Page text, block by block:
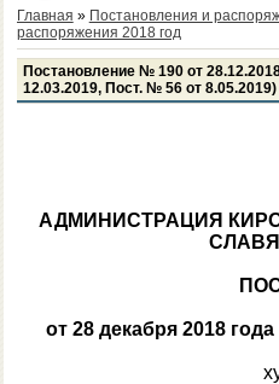
Главная » Постановления и
распоряжения 2018 год
Постановление № 190 от
12.03.2019, Пост. № 56 от 8.05.2019)
АДМИНИСТРАЦИЯ
от 28